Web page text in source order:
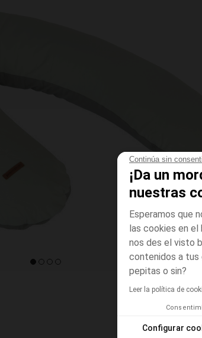
Continúa sin
¡Da un
nuestras
Esperamos que
las cookies en el
nos des el visto
contenidos a tus
pepitas o sin?
Leer la política de
Configurar